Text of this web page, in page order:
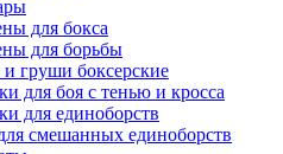
для бокса
для борьбы
груши боксерские
для боя с тенью и кросса
для единоборств
смешанных единоборств